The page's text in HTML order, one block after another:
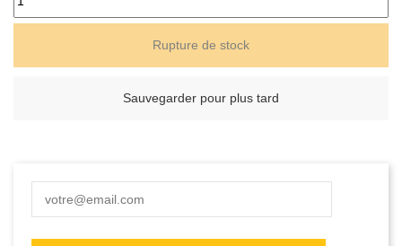
Rupture de stock
Sauvegarder pour plus tard